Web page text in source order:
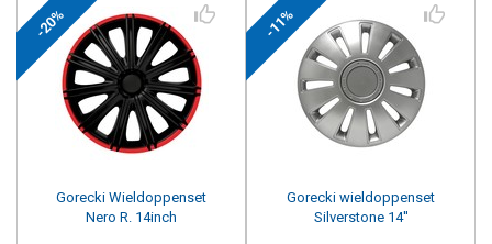
-20%
Gorecki Wieldoppenset
Nero R. 14inch
-11%
Gorecki wieldoppenset
Silverstone 14''